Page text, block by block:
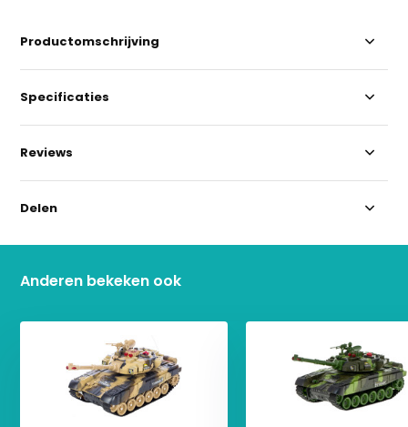
Productomschrijving
Specificaties
Reviews
Delen
Anderen bekeken ook